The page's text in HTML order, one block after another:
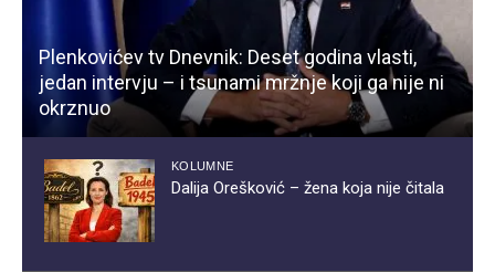
Plenkovićev tv Dnevnik: Deset godina vlasti,
jedan intervju – i tsunami mržnje koji ga nije ni
okrznuo
KOLUMNE
Dalija Orešković – žena koja nije čitala